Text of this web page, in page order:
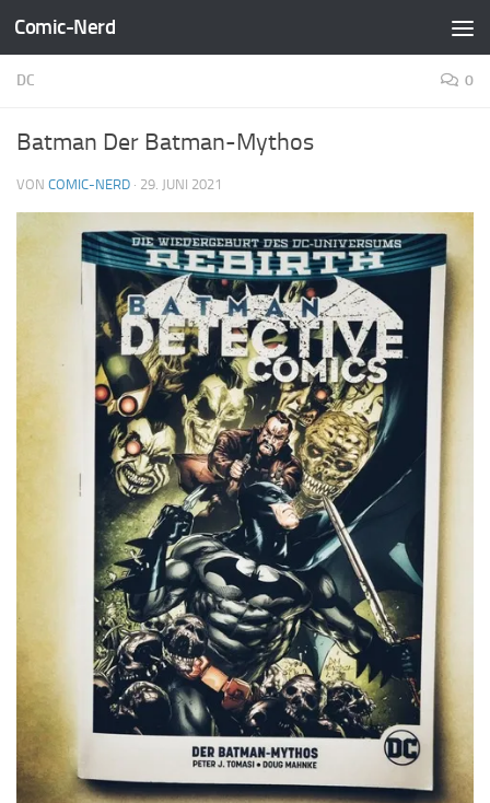
Zum Inhalt springen
Comic-Nerd
DC 0
Batman Der Batman-Mythos
VON COMIC-NERD · 29. JUNI 2021